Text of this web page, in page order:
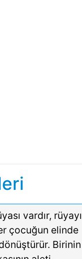
vardır, rüyayı
çocuğun elinde
Birinin